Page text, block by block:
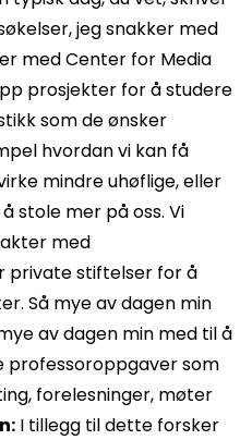
jeg snakker med
med Center for Media
prosjekter for å studere
som de ønsker
hvordan vi kan få
mindre uhøflige, eller
stole mer på oss. Vi
med
private stiftelser for å
Så mye av dagen min
av dagen min med til å
professoroppgaver som
forelesninger, møter
I tillegg til dette forsker